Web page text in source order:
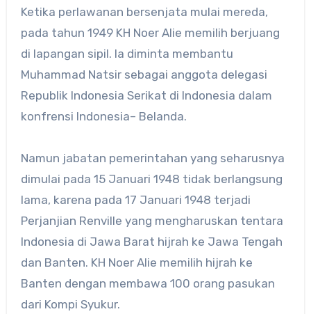
Ketika perlawanan bersenjata mulai mereda,
pada tahun 1949 KH Noer Alie memilih berjuang
di lapangan sipil. Ia diminta membantu
Muhammad Natsir sebagai anggota delegasi
Republik Indonesia Serikat di Indonesia dalam
konfrensi Indonesia– Belanda.
Namun jabatan pemerintahan yang seharusnya
dimulai pada 15 Januari 1948 tidak berlangsung
lama, karena pada 17 Januari 1948 terjadi
Perjanjian Renville yang mengharuskan tentara
Indonesia di Jawa Barat hijrah ke Jawa Tengah
dan Banten. KH Noer Alie memilih hijrah ke
Banten dengan membawa 100 orang pasukan
dari Kompi Syukur.